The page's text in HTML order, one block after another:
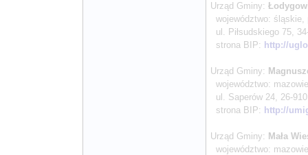
Urząd Gminy:
województwo:
ul. Piłsudskiego 75,
strona BIP: http://
Urząd Gminy:
województwo:
ul. Saperów 24, 26-
strona BIP: http://
Urząd Gminy: Mała
województwo: